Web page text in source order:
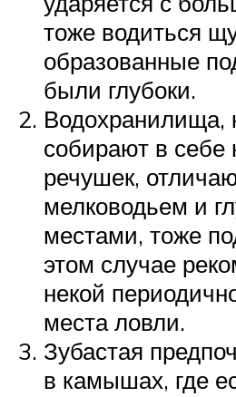
тоже водиться
образованные
были глубоки.
Водохранилища,
собирают в себе
речушек,
мелководьем и
местами, тоже
этом случае
некой
места ловли.
Зубастая
в камышах, где